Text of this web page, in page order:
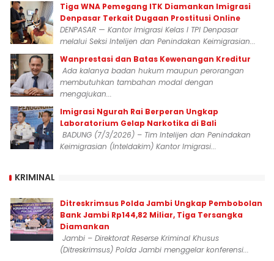
Tiga WNA Pemegang ITK Diamankan Imigrasi
Denpasar Terkait Dugaan Prostitusi Online
DENPASAR — Kantor Imigrasi Kelas I TPI Denpasar
melalui Seksi Intelijen dan Penindakan Keimigrasian...
Wanprestasi dan Batas Kewenangan Kreditur
Ada kalanya badan hukum maupun perorangan
membutuhkan tambahan modal dengan
mengajukan...
Imigrasi Ngurah Rai Berperan Ungkap
Laboratorium Gelap Narkotika di Bali
BADUNG (7/3/2026) – Tim Intelijen dan Penindakan
Keimigrasian (Inteldakim) Kantor Imigrasi...
KRIMINAL
Ditreskrimsus Polda Jambi Ungkap Pembobolan
Bank Jambi Rp144,82 Miliar, Tiga Tersangka
Diamankan
Jambi – Direktorat Reserse Kriminal Khusus
(Ditreskrimsus) Polda Jambi menggelar konferensi...